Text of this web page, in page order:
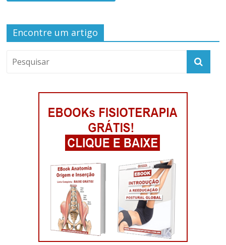
Encontre um artigo